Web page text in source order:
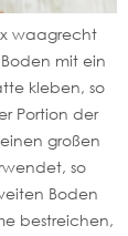
waagrecht
mit ein
kleben, so
Portion der
großen
so
Boden
bestreichen,